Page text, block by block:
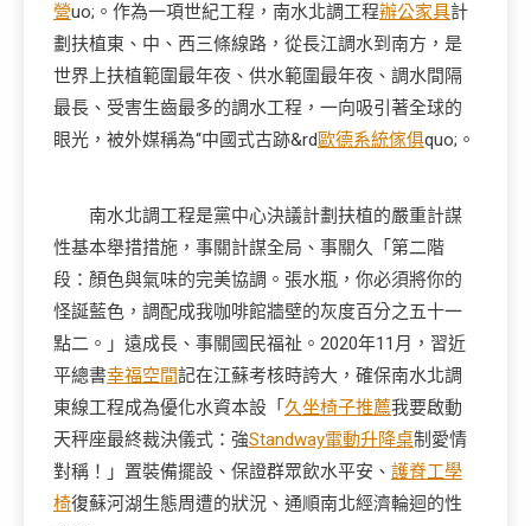
營uo;。作為一項世紀工程，南水北調工程辦公家具計
劃扶植東、中、西三條線路，從長江調水到南方，是
世界上扶植範圍最年夜、供水範圍最年夜、調水間隔
最長、受害生齒最多的調水工程，一向吸引著全球的
眼光，被外媒稱為“中國式古跡&rd歐德系統傢俱quo;。
南水北調工程是黨中心決議計劃扶植的嚴重計謀
性基本舉措措施，事關計謀全局、事關久「第二階
段：顏色與氣味的完美協調。張水瓶，你必須將你的
怪誕藍色，調配成我咖啡館牆壁的灰度百分之五十一
點二。」遠成長、事關國民福祉。2020年11月，習近
平總書幸福空間記在江蘇考核時誇大，確保南水北調
東線工程成為優化水資本設「 久坐椅子推薦我要啟動
天秤座最終裁決儀式：強Standway電動升降桌制愛情
對稱！」置裝備擺設、保證群眾飲水平安、 護脊工學
椅復蘇河湖生態周遭的狀況、通順南北經濟輪迴的性